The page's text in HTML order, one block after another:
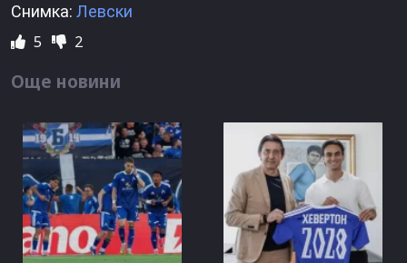
Снимка: Левски
5 2
Още новини